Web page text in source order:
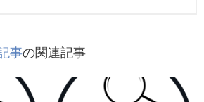
事の関連記事